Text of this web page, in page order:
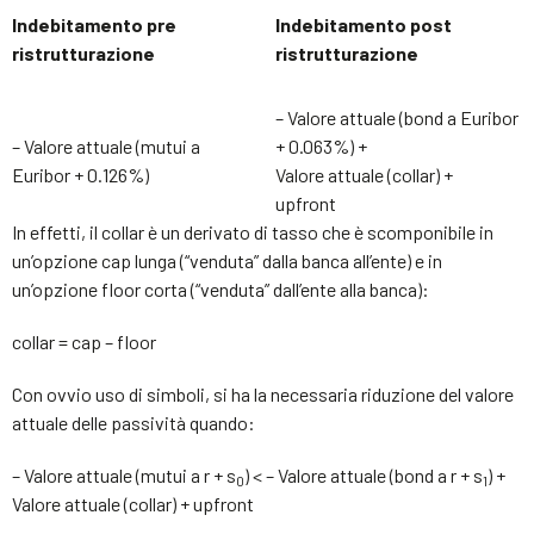
Indebitamento pre
ristrutturazione
Indebitamento post
ristrutturazione
– Valore attuale (mutui a
Euribor + 0.126%)
– Valore attuale (bond a Euribor
+ 0.063%) +
Valore attuale (collar) +
upfront
In effetti, il collar è un derivato di tasso che è scomponibile in
un’opzione cap lunga (“venduta” dalla banca all’ente) e in
un’opzione floor corta (“venduta” dall’ente alla banca):
collar = cap – floor
Con ovvio uso di simboli, si ha la necessaria riduzione del valore
attuale delle passività quando:
– Valore attuale (mutui a r + s0) < – Valore attuale (bond a r + s1) +
Valore attuale (collar) + upfront